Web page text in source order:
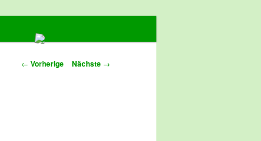
Artikelnavigation
← Vorherige Nächste →